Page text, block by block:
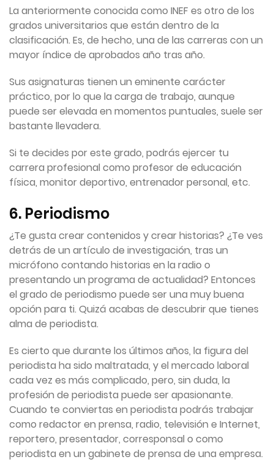
La anteriormente conocida como INEF es otro de los
grados universitarios que están dentro de la
clasificación. Es, de hecho, una de las carreras con un
mayor índice de aprobados año tras año.
Sus asignaturas tienen un eminente carácter
práctico, por lo que la carga de trabajo, aunque
puede ser elevada en momentos puntuales, suele ser
bastante llevadera.
Si te decides por este grado, podrás ejercer tu
carrera profesional como profesor de educación
física, monitor deportivo, entrenador personal, etc.
6. Periodismo
¿Te gusta crear contenidos y crear historias? ¿Te ves
detrás de un artículo de investigación, tras un
micrófono contando historias en la radio o
presentando un programa de actualidad? Entonces
el grado de periodismo puede ser una muy buena
opción para ti. Quizá acabas de descubrir que tienes
alma de periodista.
Es cierto que durante los últimos años, la figura del
periodista ha sido maltratada, y el mercado laboral
cada vez es más complicado, pero, sin duda, la
profesión de periodista puede ser apasionante.
Cuando te conviertas en periodista podrás trabajar
como redactor en prensa, radio, televisión e Internet,
reportero, presentador, corresponsal o como
periodista en un gabinete de prensa de una empresa.